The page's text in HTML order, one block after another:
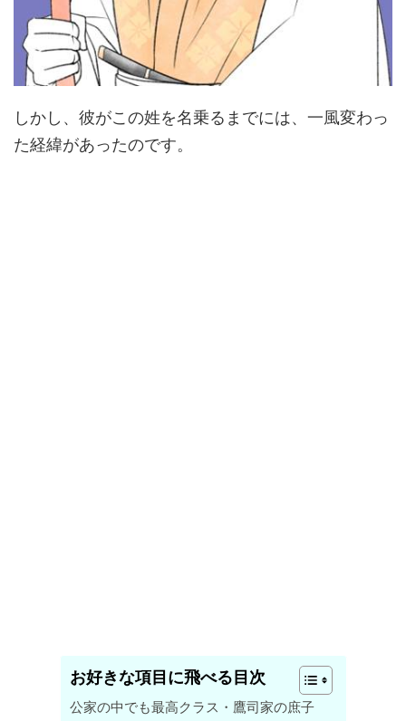
しかし、彼がこの姓を名乗るまでには、一風変わっ
た経緯があったのです。
お好きな項目に飛べる目次
公家の中でも最高クラス・鷹司家の庶子